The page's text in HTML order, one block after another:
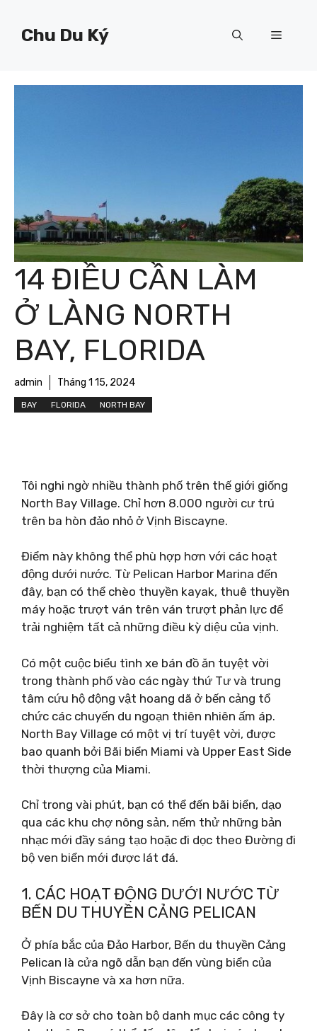
Chu Du Ký Menu
14 ĐIỀU CẦN LÀM
Ở LÀNG NORTH
BAY, FLORIDA
admin Tháng 1 15, 2024
BAY FLORIDA NORTH BAY
Tôi nghi ngờ nhiều thành phố trên thế giới giống
North Bay Village. Chỉ hơn 8.000 người cư trú
trên ba hòn đảo nhỏ ở Vịnh Biscayne.
Điểm này không thể phù hợp hơn với các hoạt
động dưới nước. Từ Pelican Harbor Marina đến
đây, bạn có thể chèo thuyền kayak, thuê thuyền
máy hoặc trượt ván trên ván trượt phản lực để
trải nghiệm tất cả những điều kỳ diệu của vịnh.
Có một cuộc biểu tình xe bán đồ ăn tuyệt vời
trong thành phố vào các ngày thứ Tư và trung
tâm cứu hộ động vật hoang dã ở bến cảng tổ
chức các chuyến du ngoạn thiên nhiên ấm áp.
North Bay Village có một vị trí tuyệt vời, được
bao quanh bởi Bãi biển Miami và Upper East Side
thời thượng của Miami.
Chỉ trong vài phút, bạn có thể đến bãi biển, dạo
qua các khu chợ nông sản, nếm thử những bản
nhạc mới đầy sáng tạo hoặc đi dọc theo Đường đi
bộ ven biển mới được lát đá.
1. CÁC HOẠT ĐỘNG DƯỚI NƯỚC TỪ
BẾN DU THUYỀN CẢNG PELICAN
Ở phía bắc của Đảo Harbor, Bến du thuyền Cảng
Pelican là cửa ngõ dẫn bạn đến vùng biển của
Vịnh Biscayne và xa hơn nữa.
Đây là cơ sở cho toàn bộ danh mục các công ty